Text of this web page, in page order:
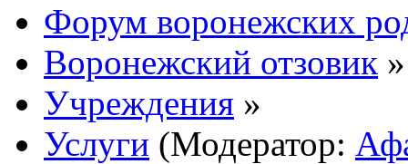
Форум воронежских
Воронежский отзовик »
Учреждения »
Услуги (Модератор: